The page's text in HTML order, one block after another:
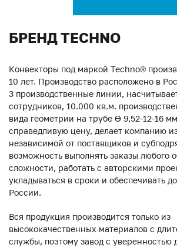
БРЕНД TECHNO
Конвекторы под маркой Techno®
10 лет. Производство расположено в
3 производственные линии,
сотрудников, 10.000 кв.м.
вида геометрии на трубе ϴ 9,52-12-16
справедливую цену, делает компанию
независимой от поставщиков и
возможность выполнять заказы любого
сложности, работать с авторскими
укладываться в сроки и обеспечивать
России.
Вся продукция производится только из
высококачественных материалов с
службы, поэтому завод с уверенностью